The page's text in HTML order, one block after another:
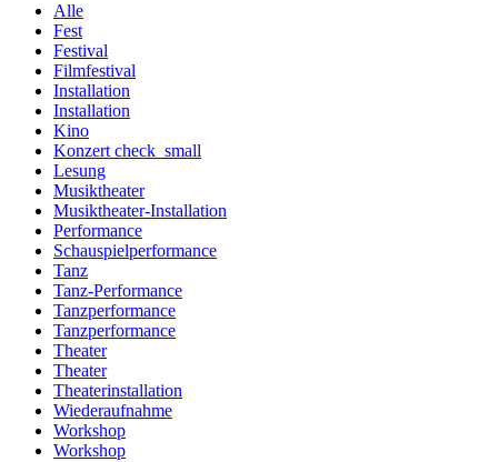
Alle
Fest
Festival
Filmfestival
Installation
Installation
Kino
Konzertcheck_small
Lesung
Musiktheater
Musiktheater-Installation
Performance
Schauspielperformance
Tanz
Tanz-Performance
Tanzperformance
Tanzperformance
Theater
Theater
Theaterinstallation
Wiederaufnahme
Workshop
Workshop